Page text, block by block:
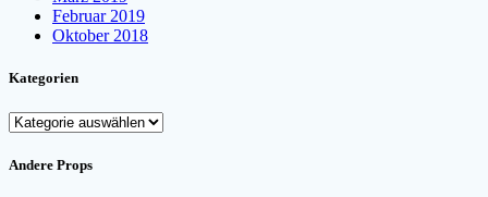
Februar 2019
Oktober 2018
Kategorien
Kategorien
Andere Props